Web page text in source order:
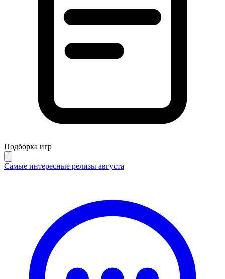
Подборка игр
Самые интересные релизы августа